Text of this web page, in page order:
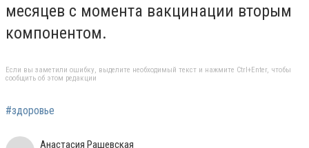
месяцев с момента вакцинации вторым
компонентом.
Если вы заметили ошибку, выделите необходимый текст и нажмите Ctrl+Enter, чтобы
сообщить об этом редакции
#здоровье
Анастасия Рашевская